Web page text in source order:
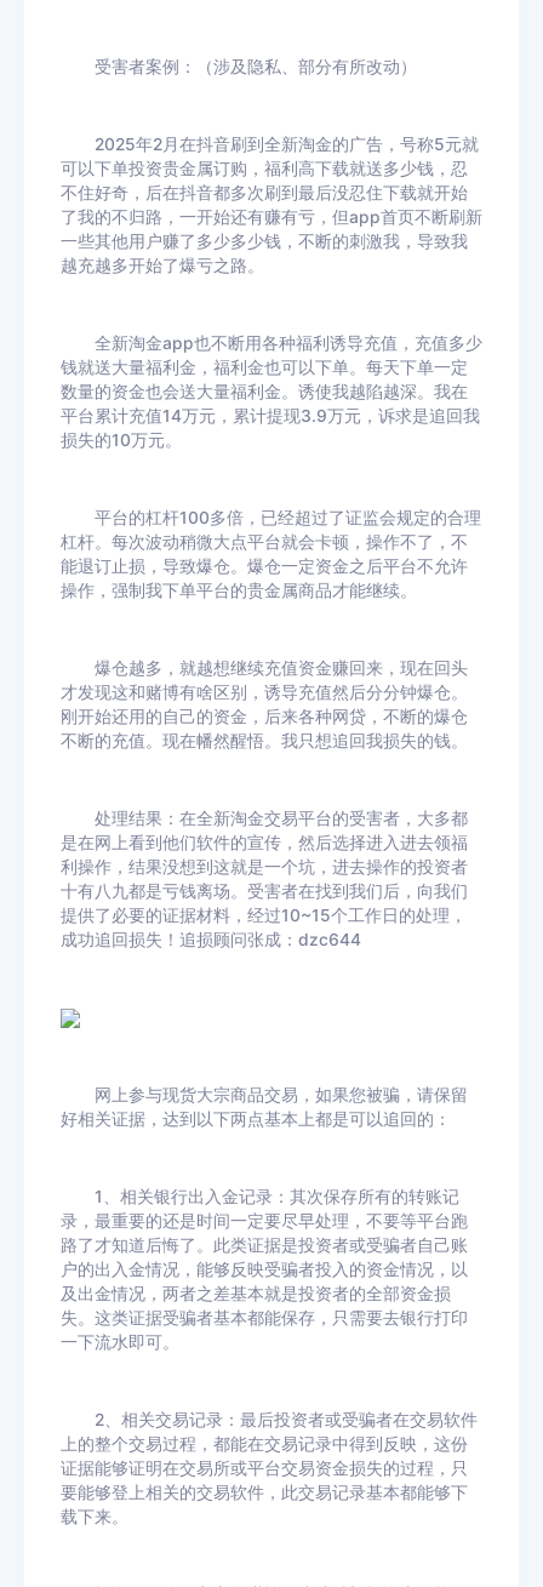
受害者案例：（涉及隐私、部分有所改动）
2025年2月在抖音刷到全新淘金的广告，号称5元就
可以下单投资贵金属订购，福利高下载就送多少钱，忍
不住好奇，后在抖音都多次刷到最后没忍住下载就开始
了我的不归路，一开始还有赚有亏，但app首页不断刷新
一些其他用户赚了多少多少钱，不断的刺激我，导致我
越充越多开始了爆亏之路。
全新淘金app也不断用各种福利诱导充值，充值多少
钱就送大量福利金，福利金也可以下单。每天下单一定
数量的资金也会送大量福利金。诱使我越陷越深。我在
平台累计充值14万元，累计提现3.9万元，诉求是追回我
损失的10万元。
平台的杠杆100多倍，已经超过了证监会规定的合理
杠杆。每次波动稍微大点平台就会卡顿，操作不了，不
能退订止损，导致爆仓。爆仓一定资金之后平台不允许
操作，强制我下单平台的贵金属商品才能继续。
爆仓越多，就越想继续充值资金赚回来，现在回头
才发现这和赌博有啥区别，诱导充值然后分分钟爆仓。
刚开始还用的自己的资金，后来各种网贷，不断的爆仓
不断的充值。现在幡然醒悟。我只想追回我损失的钱。
处理结果：在全新淘金交易平台的受害者，大多都
是在网上看到他们软件的宣传，然后选择进入进去领福
利操作，结果没想到这就是一个坑，进去操作的投资者
十有八九都是亏钱离场。受害者在找到我们后，向我们
提供了必要的证据材料，经过10~15个工作日的处理，
成功追回损失！追损顾问张成：dzc644
网上参与现货大宗商品交易，如果您被骗，请保留
好相关证据，达到以下两点基本上都是可以追回的：
1、相关银行出入金记录：其次保存所有的转账记
录，最重要的还是时间一定要尽早处理，不要等平台跑
路了才知道后悔了。此类证据是投资者或受骗者自己账
户的出入金情况，能够反映受骗者投入的资金情况，以
及出金情况，两者之差基本就是投资者的全部资金损
失。这类证据受骗者基本都能保存，只需要去银行打印
一下流水即可。
2、相关交易记录：最后投资者或受骗者在交易软件
上的整个交易过程，都能在交易记录中得到反映，这份
证据能够证明在交易所或平台交易资金损失的过程，只
要能够登上相关的交易软件，此交易记录基本都能够下
载下来。